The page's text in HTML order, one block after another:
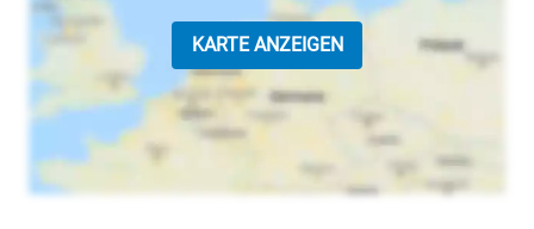
KARTE ANZEIGEN